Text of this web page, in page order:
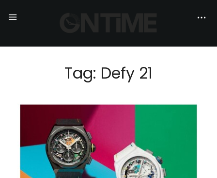
Tag: Defy 21